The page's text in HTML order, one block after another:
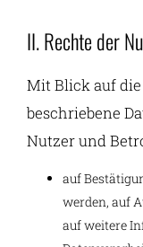
II. Rechte der
Mit Blick auf
beschriebene
Nutzer und
auf
werden, auf
auf weitere